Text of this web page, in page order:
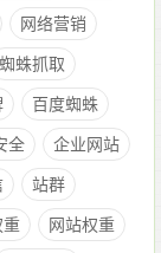
网络营销
蜘蛛抓取
百度蜘蛛
全
企业网站
站群
重
网站权重